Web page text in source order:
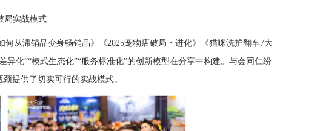
局实战模式
从滞销品变身畅销品》《2025宠物店破局・进化》《猫咪洗护翻车7大
化”“模式生态化”“服务标准化”的创新模型在分享中构建。与会同仁纷
提供了切实可行的实战模式。